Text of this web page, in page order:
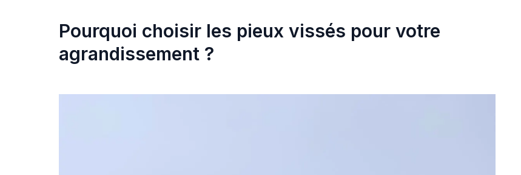
Pourquoi choisir les pieux vissés pour votre
agrandissement ?